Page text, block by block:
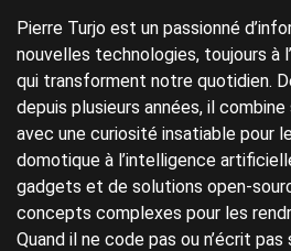
Pierre Turjo est un passionné
nouvelles technologies, toujours à
qui transforment notre quotidien.
depuis plusieurs années, il
avec une curiosité insatiable pour
domotique à l’intelligence
gadgets et de solutions open-
concepts complexes pour les
Quand il ne code pas ou n’écrit